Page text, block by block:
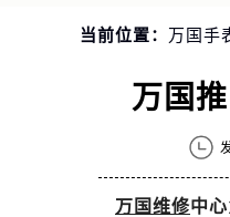
扬
泰
宁
金
当前位置： 万国手
万国
万国维修中心